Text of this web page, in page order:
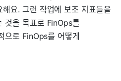
요. 그런 작업에 보조 지표들을
것을 목표로 FinOps를
으로 FinOps를 어떻게